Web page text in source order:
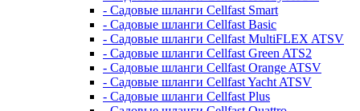
- Садовые шланги Cellfast Smart
- Садовые шланги Cellfast Basic
- Садовые шланги Cellfast MultiFLEX ATSV
- Садовые шланги Cellfast Green ATS2
- Садовые шланги Cellfast Orange ATSV
- Садовые шланги Cellfast Yacht ATSV
- Садовые шланги Cellfast Plus